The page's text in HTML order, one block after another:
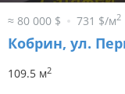
≈ 80 000 $ 731 $/м2
Кобрин, ул.
109.5 м2